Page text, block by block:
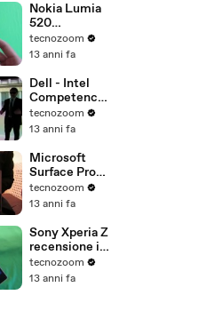
Nokia Lumia
520
recensione
(ITA)
tecnozoom
13 anni fa
Dell - Intel
Competence
Centre Cloud
e High
Computing a
Pisa
tecnozoom
13 anni fa
Microsoft
Surface Pro
anteprima
italiana
tecnozoom
13 anni fa
Sony Xperia Z
recensione in
italiano
tecnozoom
13 anni fa